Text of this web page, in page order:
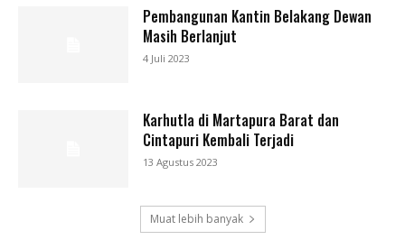
Pembangunan Kantin Belakang Dewan
Masih Berlanjut
4 Juli 2023
Karhutla di Martapura Barat dan
Cintapuri Kembali Terjadi
13 Agustus 2023
Muat lebih banyak